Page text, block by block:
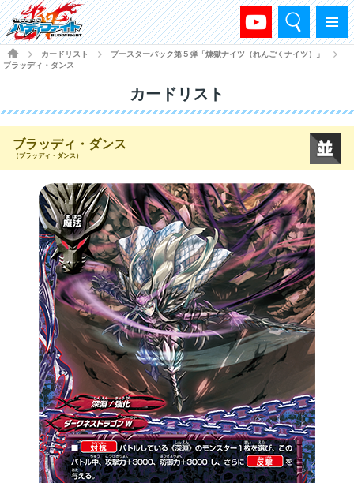
メニュー
検索
HOME
カードリスト ブースターパック第５弾「煉獄ナイツ（れんごくナイツ）」
ブラッディ・ダンス
カードリスト
ブラッディ・ダンス
（ブラッディ・ダンス）